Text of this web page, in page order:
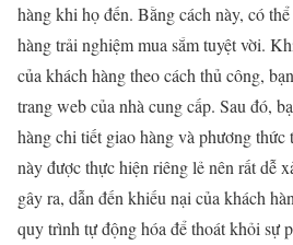
hàng khi họ đến. Bằng cách này, có
hàng trải nghiệm mua sắm tuyệt vời.
của khách hàng theo cách thủ công,
trang web của nhà cung cấp. Sau đó,
hàng chi tiết giao hàng và phương
này được thực hiện riêng lẻ nên rất dễ
gây ra, dẫn đến khiếu nại của khách
quy trình tự động hóa để thoát khỏi sự